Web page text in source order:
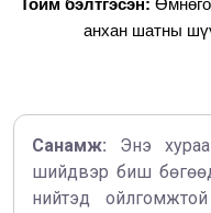
Тойм бэлтгэсэн:
анхан шатны
Санамж: Энэ
шийдвэр биш бөгөөд
нийтэд